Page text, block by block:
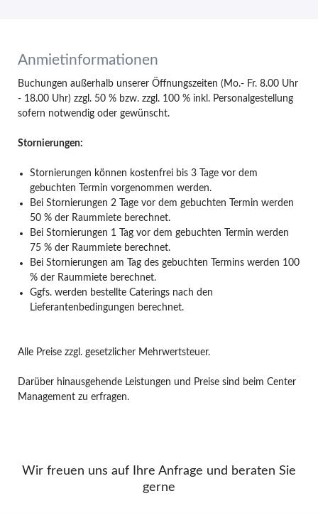
Anmietinformationen
Buchungen außerhalb unserer Öffnungszeiten (Mo.- Fr. 8.00 Uhr
- 18.00 Uhr) zzgl. 50 % bzw. zzgl. 100 % inkl. Personalgestellung
sofern notwendig oder gewünscht.
Stornierungen:
Stornierungen können kostenfrei bis 3 Tage vor dem
gebuchten Termin vorgenommen werden.
Bei Stornierungen 2 Tage vor dem gebuchten Termin werden
50 % der Raummiete berechnet.
Bei Stornierungen 1 Tag vor dem gebuchten Termin werden
75 % der Raummiete berechnet.
Bei Stornierungen am Tag des gebuchten Termins werden 100
% der Raummiete berechnet.
Ggfs. werden bestellte Caterings nach den
Lieferantenbedingungen berechnet.
Alle Preise zzgl. gesetzlicher Mehrwertsteuer.
Darüber hinausgehende Leistungen und Preise sind beim Center
Management zu erfragen.
Wir freuen uns auf Ihre Anfrage und beraten Sie
gerne